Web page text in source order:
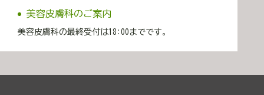
美容皮膚科のご案内
美容皮膚科の最終受付は18:00までです。